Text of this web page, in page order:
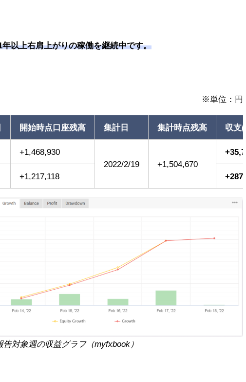
年以上右肩上がりの稼働を継続中です。
※単位：円
開始時点口座残高 集計日 集計時点残高 収支(
+1,468,930
2022/2/19
+1,504,670
+1,217,118
告対象週の収益グラフ（myfxbook）